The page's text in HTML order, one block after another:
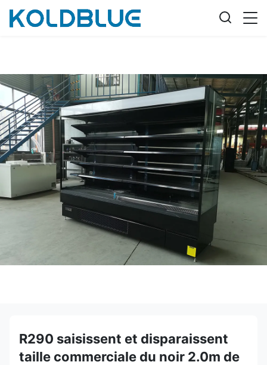
R290 saisissent et disparaissent
taille commerciale du noir 2.0m de